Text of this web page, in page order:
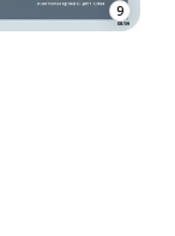
9